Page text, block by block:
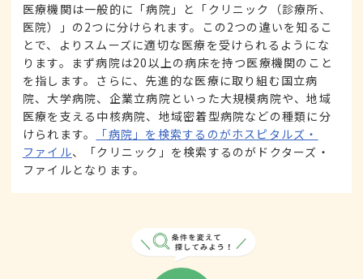
医療機関は一般的に「病院」と「クリニック（診療所、
医院）」の2つに分けられます。この2つの違いを知るこ
とで、よりスムーズに適切な医療を受けられるようにな
ります。まず病院は20以上の病床を持つ医療機関のこと
を指します。さらに、先進的な医療に取り組む国立病
院、大学病院、企業立病院といった大規模病院や、地域
医療を支える中核病院、地域密着型病院などの種類に分
けられます。
「病院」を検索するのがホスピタルズ・
ファイル、「クリニック」を検索するのがドクターズ・
ファイルとなります。